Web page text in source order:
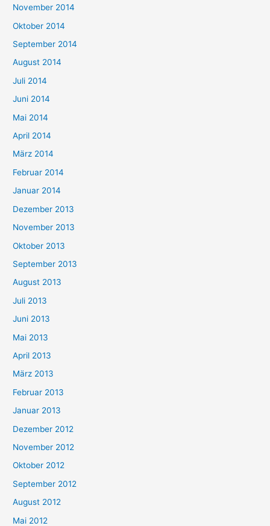
November 2014
Oktober 2014
September 2014
August 2014
Juli 2014
Juni 2014
Mai 2014
April 2014
März 2014
Februar 2014
Januar 2014
Dezember 2013
November 2013
Oktober 2013
September 2013
August 2013
Juli 2013
Juni 2013
Mai 2013
April 2013
März 2013
Februar 2013
Januar 2013
Dezember 2012
November 2012
Oktober 2012
September 2012
August 2012
Mai 2012